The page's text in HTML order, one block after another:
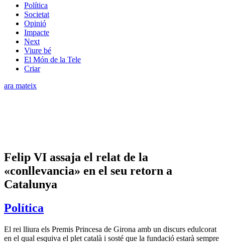
Política
Societat
Opinió
Impacte
Next
Viure bé
El Món de la Tele
Criar
ara mateix
Felip VI assaja el relat de la
«conllevancia» en el seu retorn a
Catalunya
Política
El rei lliura els Premis Princesa de Girona amb un discurs edulcorat
en el qual esquiva el plet català i sosté que la fundació estarà sempre